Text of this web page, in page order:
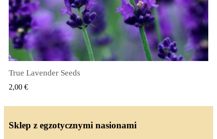
SZYBKI PODGLĄD
True Lavender Seeds
2,00 €
Sklep z egzotycznymi nasionami